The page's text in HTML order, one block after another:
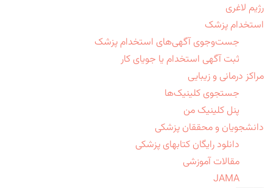
رژیم لاغری
استخدام پزشک
جست‌وجوی آگهی‌های استخدام پزشک
ثبت آگهی استخدام یا جویای کار
مراکز درمانی و زیبایی
جستجوی کلینیک‌ها
پنل کلینیک من
دانشجویان و محققان پزشکی
دانلود رایگان کتابهای پزشکی
مقالات آموزشی
JAMA